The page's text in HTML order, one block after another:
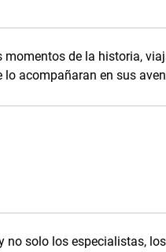
de la historia,
acompañaran en sus
no solo los especialistas,